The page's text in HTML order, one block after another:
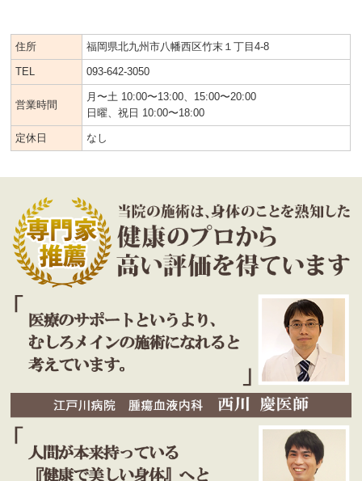
住所 福岡県北九州市八幡西区竹末１丁目4-8
TEL 093-642-3050
営業時間
月〜土 10:00〜13:00、15:00〜20:00
日曜、祝日 10:00〜18:00
定休日 なし